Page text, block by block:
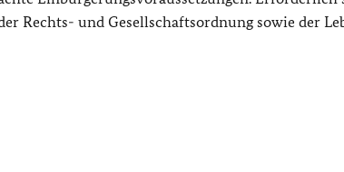
Rechts- und Gesellschaftsordnung sowie der